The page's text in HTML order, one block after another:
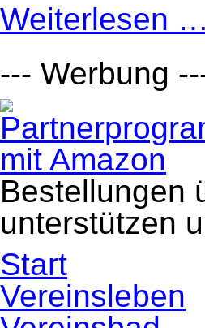
Weiterlesen …
--- Werbung
Bestellungen
unterstützen
Navigation
überspringen
Start
Vereinsleben